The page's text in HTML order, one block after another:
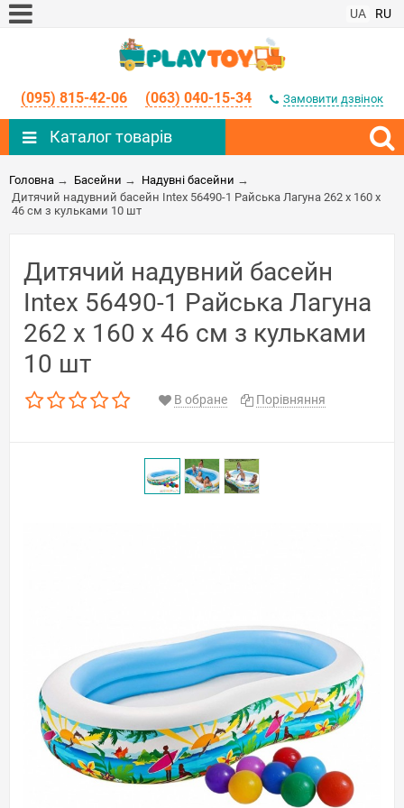
UA RU
(095) 815-42-06 (063) 040-15-34 Замовити дзвінок
Каталог товарів
Головна → Басейни → Надувні басейни →
Дитячий надувний басейн Intex 56490-1 Райська Лагуна 262 х 160 х
46 см з кульками 10 шт
Дитячий надувний басейн
Intex 56490-1 Райська Лагуна
262 х 160 х 46 см з кульками
10 шт
В обране Порівняння